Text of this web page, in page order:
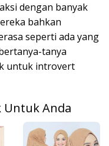
dengan banyak
bahkan
seperti ada yang
tanya
untuk introvert
Untuk Anda